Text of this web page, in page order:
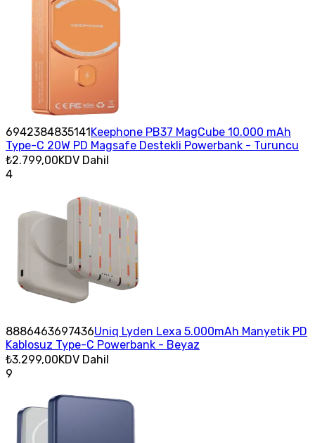
6942384835141Keephone PB37 MagCube 10.000 mAh
Type-C 20W PD Magsafe Destekli Powerbank - Turuncu
₺2.799,00KDV Dahil
4
8886463697436Uniq Lyden Lexa 5.000mAh Manyetik PD
Kablosuz Type-C Powerbank - Beyaz
₺3.299,00KDV Dahil
9